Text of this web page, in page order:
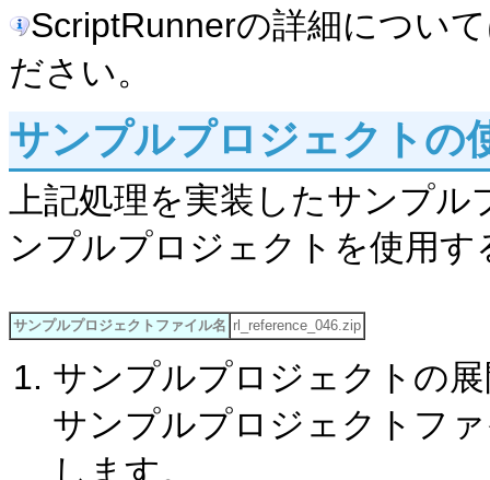
ScriptRunnerの詳細につい
ださい。
サンプルプロジェクトの
上記処理を実装したサンプ
ンプルプロジェクトを使用
サンプルプロジェクトファイル名 rl_reference_046.zip
サンプルプロジェクトの
サンプルプロジェクトフ
します。